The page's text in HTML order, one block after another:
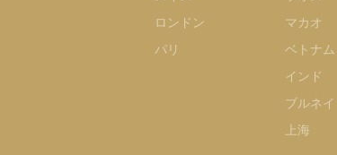
ロンドン
パリ
マカオ
ベトナム
インド
ブルネイ
上海